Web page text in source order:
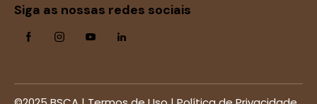
Siga as nossas redes sociais